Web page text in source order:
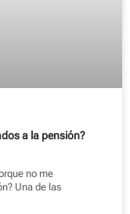
a la pensión?
no me
Una de las